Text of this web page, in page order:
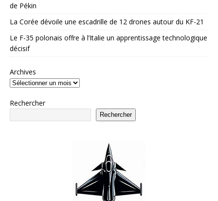
de Pékin
La Corée dévoile une escadrille de 12 drones autour du KF-21
Le F-35 polonais offre à l’Italie un apprentissage technologique
décisif
Archives
Rechercher
Rechercher